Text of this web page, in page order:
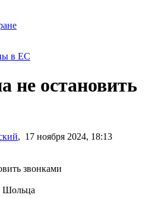
в ЕС
не остановить
, 17 ноября 2024, 18:13
Шольца